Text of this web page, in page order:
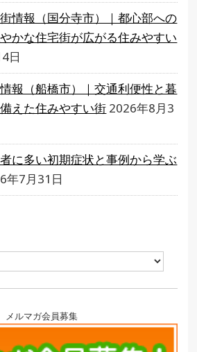
情報（国分寺市）｜都心部への
かな住宅街が広がる住みやすい
日
報（船橋市）｜交通利便性と暮
えた住みやすい街 2026年8月3
に多い初期症状と事例から学ぶ
年7月31日
メルマガ会員募集